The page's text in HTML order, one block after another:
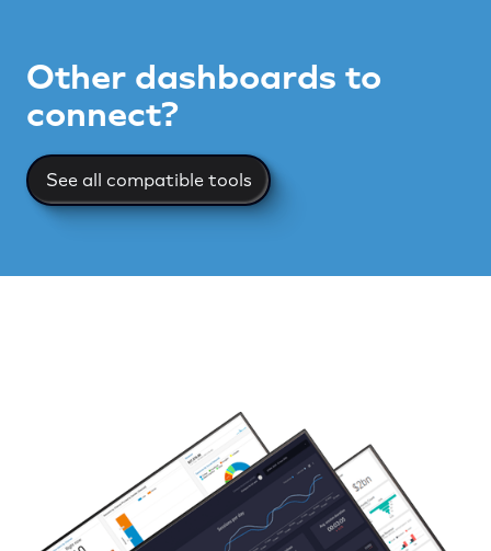
Other dashboards to
connect?
See all compatible toolsSee all compatible tools